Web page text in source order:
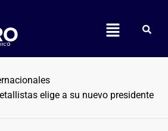
elige a su nuevo presidente